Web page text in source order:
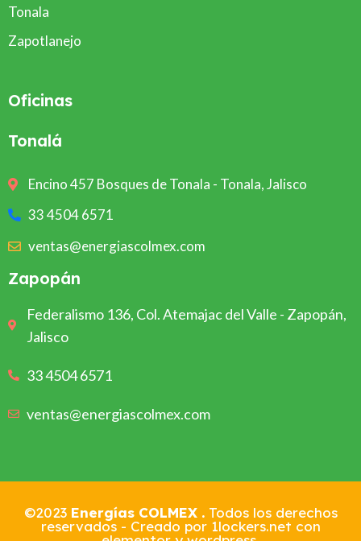
Tonala
Zapotlanejo
Oficinas
Tonalá
Encino 457 Bosques de Tonala - Tonala, Jalisco
33 4504 6571
ventas@energiascolmex.com
Zapopán
Federalismo 136, Col. Atemajac del Valle - Zapopán,
Jalisco
33 4504 6571
ventas@energiascolmex.com
©2023 Energías COLMEX .Todos los derechos
reservados - Creado por 1lockers.net con